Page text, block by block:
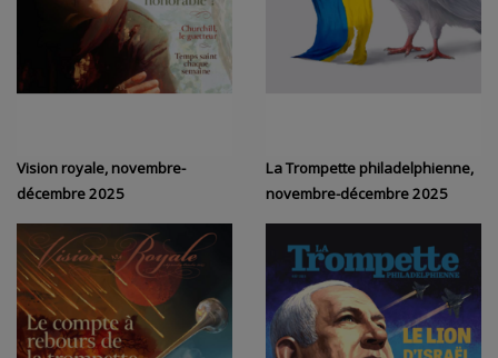
Vision royale, novembre-
décembre 2025
La Trompette philadelphienne,
novembre-décembre 2025